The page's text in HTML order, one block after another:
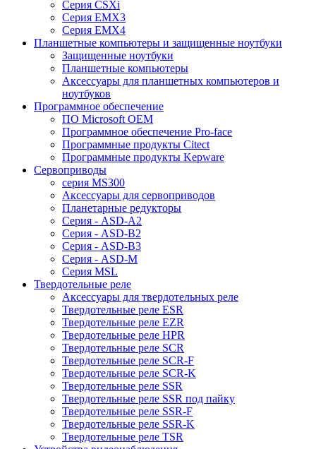
Серия CSXi
Серия EMX3
Серия EMX4
Планшетные компьютеры и защищенные ноутбуки
Защищенные ноутбуки
Планшетные компьютеры
Аксессуары для планшетных компьютеров и
ноутбуков
Программное обеспечение
ПО Microsoft OEM
Программное обеспечение Pro-face
Программные продукты Citect
Программные продукты Kepware
Сервоприводы
серия MS300
Аксессуары для сервоприводов
Планетарные редукторы
Серия - ASD-A2
Серия - ASD-B2
Серия - ASD-B3
Серия - ASD-M
Серия MSL
Твердотельные реле
Аксессуары для твердотельных реле
Твердотельные реле ESR
Твердотельные реле EZR
Твердотельные реле HPR
Твердотельные реле SCR
Твердотельные реле SCR-F
Твердотельные реле SCR-K
Твердотельные реле SSR
Твердотельные реле SSR под пайку
Твердотельные реле SSR-F
Твердотельные реле SSR-K
Твердотельные реле TSR